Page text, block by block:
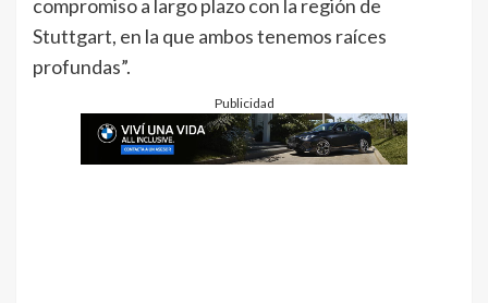
compromiso a largo plazo con la región de
Stuttgart, en la que ambos tenemos raíces
profundas”.
Publicidad